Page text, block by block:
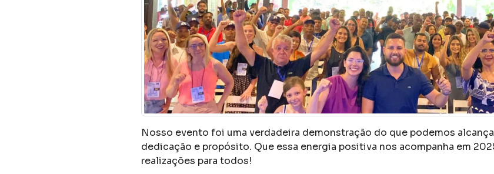
Nosso evento foi uma verdadeira demonstração do que podemos
dedicação e propósito. Que essa energia positiva nos acompanha em
realizações para todos!